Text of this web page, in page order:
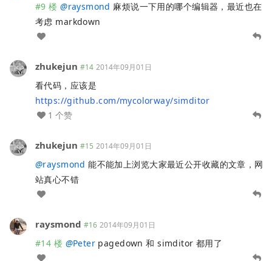
#9 楼 @raysmond 麻烦说一下用的哪个编辑器，最近也在
考虑 markdown
zhukejun #14 2014年09月01日
看代码，应该是
https://github.com/mycolorway/simditor
1 个赞
zhukejun #15 2014年09月01日
@raysmond 能不能加上浏览大家最近公开收藏的文章，网
站真心不错
raysmond #16 2014年09月01日
#14 楼 @Peter pagedown 和 simditor 都用了